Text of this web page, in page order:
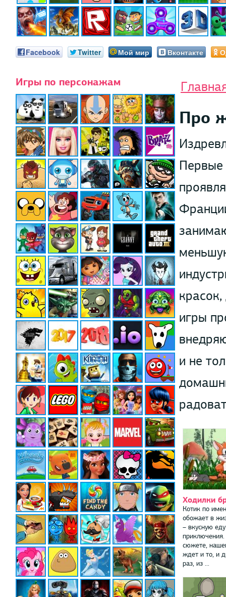
Facebook Twitter Мой мир Вконтакте
Игры по персонажам
Про
Первые
игры
и не
Ходилки
Котик по
обожает в
– вкусную
сюжете,
ждет и то, и
раз, из ...